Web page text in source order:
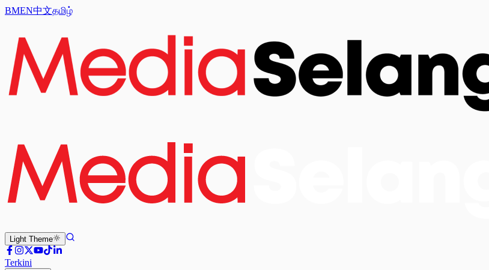
BMEN中文தமிழ்
Light Theme
Terkini